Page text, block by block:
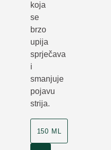
koja
se
brzo
upija
sprječava
i
smanjuje
pojavu
strija.
150 ML